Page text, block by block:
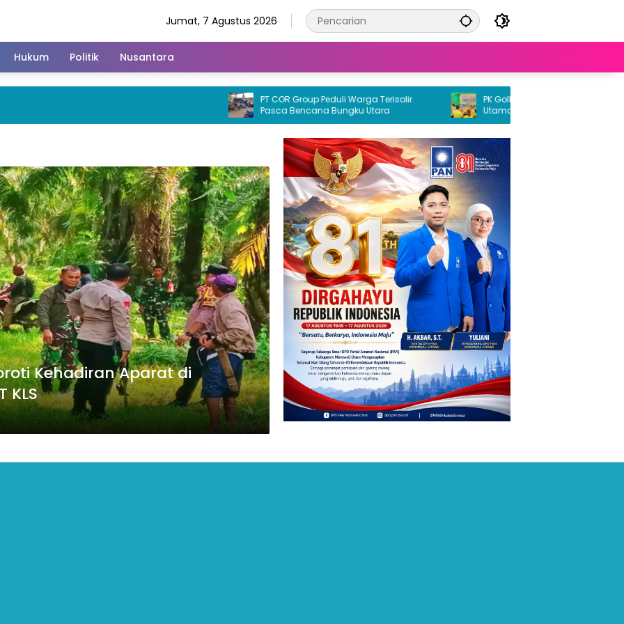
Jumat, 7 Agustus 2026
Hukum Politik Nusantara
PT COR Group Peduli Warga Terisolir
Pasca Bencana Bungku Utara
PK Golkar Petasia Timur Jadi
Utama Partai Golkar di Morowali
Kehadiran Aparat di
KLS